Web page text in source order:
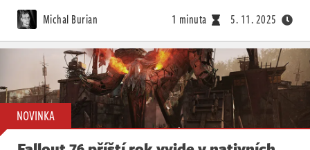
Michal Burian 1 minuta 5. 11. 2025
NOVINKA